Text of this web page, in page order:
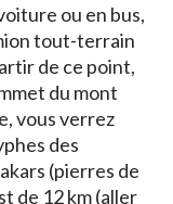
ou en bus,
tout-terrain
de ce point,
du mont
vous verrez
des
(pierres de
de 12 km (aller